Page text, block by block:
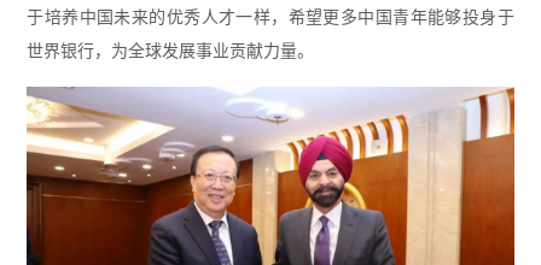
于培养中国未来的优秀人才一样，希望更多中国青年能够投身于
世界银行，为全球发展事业贡献力量。